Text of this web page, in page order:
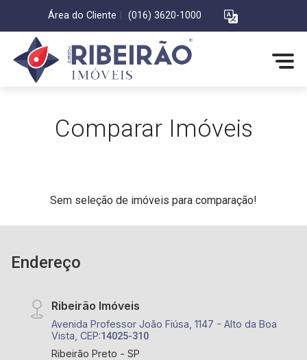
Área do Cliente (016) 3620-1000
Comparar Imóveis
Sem seleção de imóveis para comparação!
Endereço
Ribeirão Imóveis
Avenida Professor João Fiúsa, 1147 - Alto da Boa
Vista, CEP:14025-310
Ribeirão Preto - SP